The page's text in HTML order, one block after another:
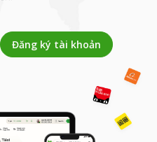
Đăng ký tài khoản